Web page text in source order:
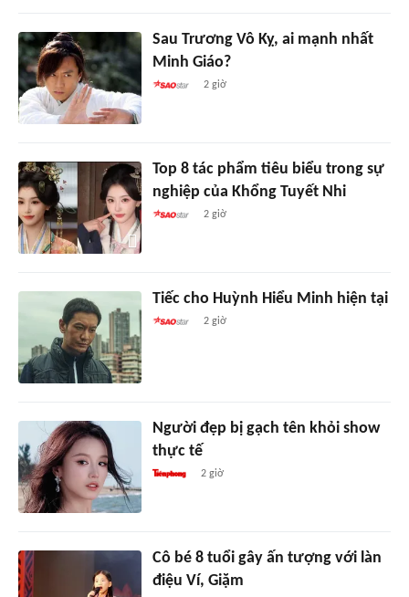
Sau Trương Vô Kỵ, ai mạnh nhất
Minh Giáo?
2 giờ
Top 8 tác phẩm tiêu biểu trong sự
nghiệp của Khổng Tuyết Nhi
2 giờ
Tiếc cho Huỳnh Hiểu Minh hiện tại
2 giờ
Người đẹp bị gạch tên khỏi show
thực tế
2 giờ
Cô bé 8 tuổi gây ấn tượng với làn
điệu Ví, Giặm